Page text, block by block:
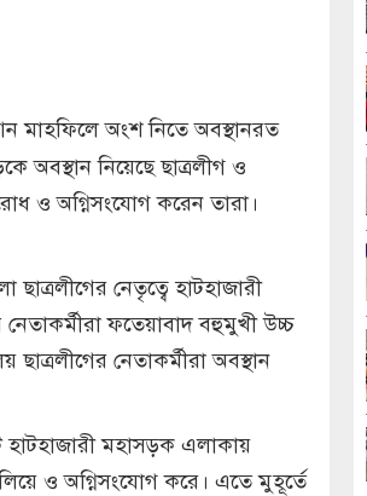
মাহফিলে অংশ নিতে অবস্থানরত
অবস্থান নিয়েছে ছাত্রলীগ ও
ও অগ্নিসংযোগ করেন তারা।
নেতৃত্বে হাটহাজারী
ফতেয়াবাদ বহুমুখী উচ্চ
ছাত্রলীগের নেতাকর্মীরা অবস্থান
হাটহাজারী মহাসড়ক এলাকায়
ও অগ্নিসংযোগ করে। এতে মুহূর্তে